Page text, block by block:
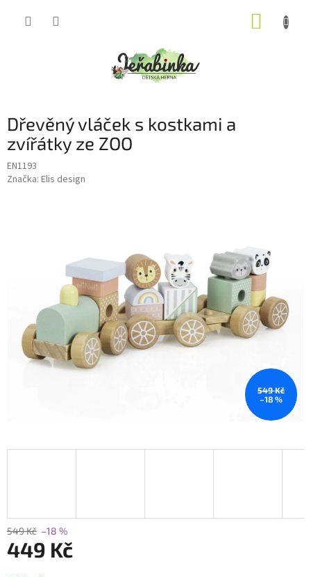
Dřevěný vláček s kostkami a
zvířátky ze ZOO
EN1193
Značka: Elis design
549 Kč
–18 %
549 Kč –18 %
449 Kč